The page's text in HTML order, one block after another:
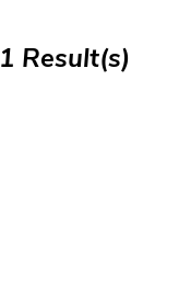
1 Result(s)